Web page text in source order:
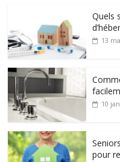
Quels
13
10
pour